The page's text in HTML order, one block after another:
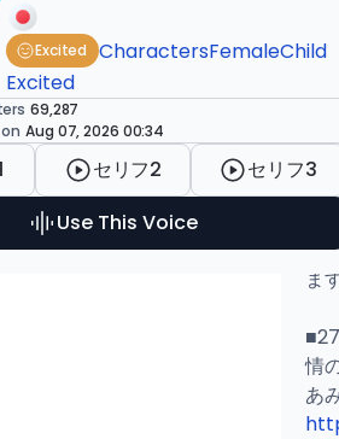
Excited CharactersFemaleChild
Excited
69,287
Aug 07, 2026 00:34
セリフ2
セリフ3
Use This Voice
ま
い
ま
情